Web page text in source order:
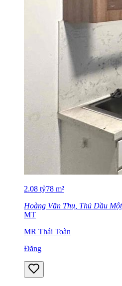
2.08 tỷ78 m²
Hoàng Văn Thụ, Thủ Dầu
MT
MR Thái Toàn
Đăng